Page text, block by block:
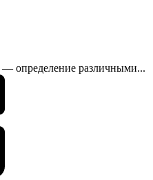
— определение различными...